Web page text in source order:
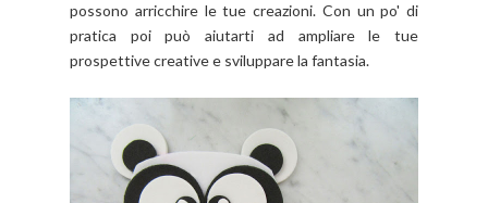
possono arricchire le tue creazioni. Con un po' di
pratica poi può aiutarti ad ampliare le tue
prospettive creative e sviluppare la fantasia.